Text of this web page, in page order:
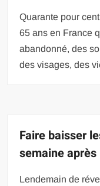
Quarante pour
65 ans en France
abandonné, des
des visages, des
Faire baisser
semaine
Lendemain de